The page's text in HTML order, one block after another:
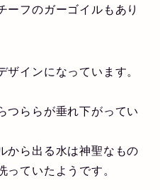
ーフのガーゴイルもあり
ザインになっています。
つららが垂れ下がってい
から出る水は神聖なもの
っていたようです。